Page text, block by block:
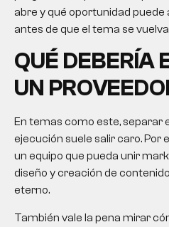
abre y qué oportunidad
antes de que el tema se
QUÉ DEBERÍA
UN
En temas como este, separar
ejecución suele salir caro. Por
un equipo que pueda unir
diseño y creación de
eterno.
También vale la pena mirar